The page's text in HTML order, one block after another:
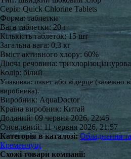
Серія: Quick Chlorine Tablets
Форма: таблетки
Вага таблетки: 20 г
Кількість таблеток: 15 шт
Загальна вага: 0,3 кг
Вміст активного хлору: 60%
Діюча речовина:
Колір: білий
Упаковка: пакет або відерце (залежно
виробника).
Виробник: AquaDoctor
Країна виробник: Китай
Доданий: 09 червня 2026, 22:45
Оновлений: 11 червня 2026, 21:57
Категорія в каталозі: Обладнання
Кременчуці
Схожі товари компанії: